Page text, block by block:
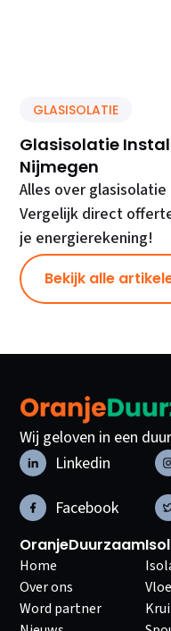
GLASISOLATIE
Glasisolatie
Nijmegen
Alles over glasisolatie
Vergelijk direct
je energierekening!
Bekijk alle
Wij geloven in een
Linkedin
Facebook
OranjeDuurzaam
Home
Over ons
Word partner